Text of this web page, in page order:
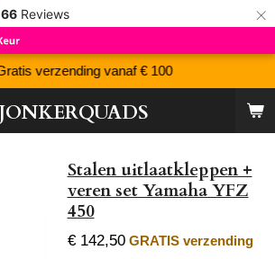
66 Reviews ×
JONKERQUADS
verzending vanaf € 100
Stalen uitlaatkleppen +
veren set Yamaha YFZ
450
€ 142,50 GRATIS verzending